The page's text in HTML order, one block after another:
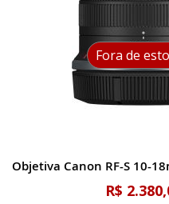
Fora de
Objetiva Canon RF-S 10-
R$